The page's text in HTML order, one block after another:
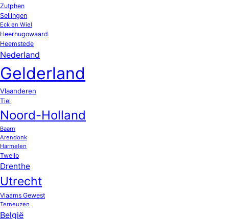
Zutphen
Sellingen
Eck en Wiel
Heerhugowaard
Heemstede
Nederland
Gelderland
Vlaanderen
Tiel
Noord-Holland
Baarn
Arendonk
Harmelen
Twello
Drenthe
Utrecht
Vlaams Gewest
Terneuzen
België